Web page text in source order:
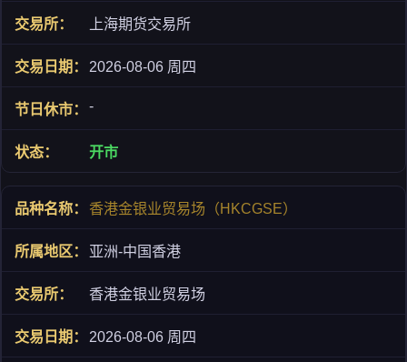
上海期货交易所
2026-08-06 周四
-
开市
香港金银业贸易场（HKCGSE）
亚洲-中国香港
香港金银业贸易场
2026-08-06 周四